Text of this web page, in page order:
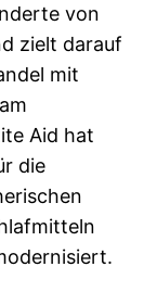
von
zielt darauf
mit
Aid hat
die